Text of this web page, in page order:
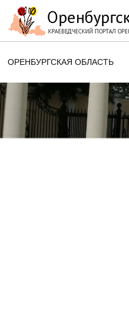
ОРЕНБУРГСКАЯ ОБЛАСТЬ